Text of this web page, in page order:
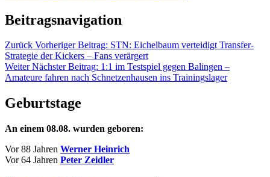
Beitragsnavigation
Zurück Vorheriger Beitrag: STN: Eichelbaum verteidigt Transfer-
Strategie der Kickers – Fans verärgert
Weiter Nächster Beitrag: 1:1 im Testspiel gegen Balingen –
Amateure fahren nach Schnetzenhausen ins Trainingslager
Geburtstage
An einem 08.08. wurden geboren:
Vor 88 Jahren Werner Heinrich
Vor 64 Jahren Peter Zeidler